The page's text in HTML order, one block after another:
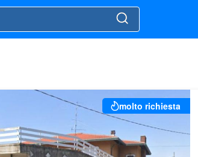
molto richiesta